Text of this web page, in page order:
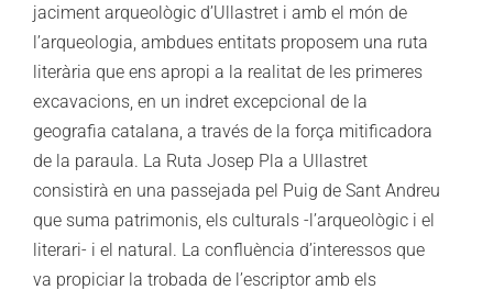
jaciment arqueològic d’Ullastret i amb el món de
l’arqueologia, ambdues entitats proposem una ruta
literària que ens apropi a la realitat de les primeres
excavacions, en un indret excepcional de la
geografia catalana, a través de la força mitificadora
de la paraula. La Ruta Josep Pla a Ullastret
consistirà en una passejada pel Puig de Sant Andreu
que suma patrimonis, els culturals -l’arqueològic i el
literari- i el natural. La confluència d’interessos que
va propiciar la trobada de l’escriptor amb els